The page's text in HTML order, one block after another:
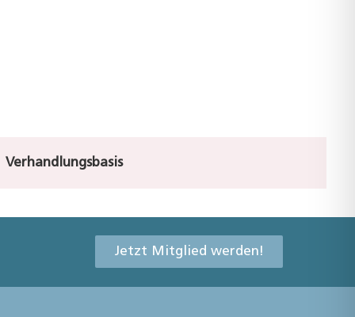
Verhandlungsbasis
Jetzt Mitglied werden!